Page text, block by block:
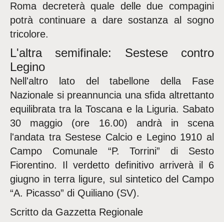
Roma decreterà quale delle due compagini
potrà continuare a dare sostanza al sogno
tricolore.
L'altra semifinale: Sestese contro
Legino
Nell'altro lato del tabellone della Fase
Nazionale si preannuncia una sfida altrettanto
equilibrata tra la Toscana e la Liguria. Sabato
30 maggio (ore 16.00) andrà in scena
l'andata tra Sestese Calcio e Legino 1910 al
Campo Comunale “P. Torrini” di Sesto
Fiorentino. Il verdetto definitivo arriverà il 6
giugno in terra ligure, sul sintetico del Campo
“A. Picasso” di Quiliano (SV).
Scritto da Gazzetta Regionale